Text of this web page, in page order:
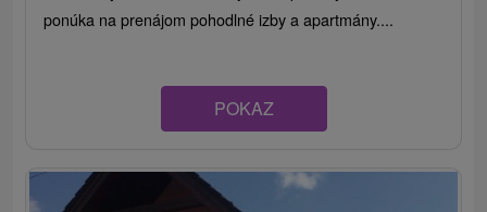
ponúka na prenájom pohodlné izby a apartmány....
POKAZ